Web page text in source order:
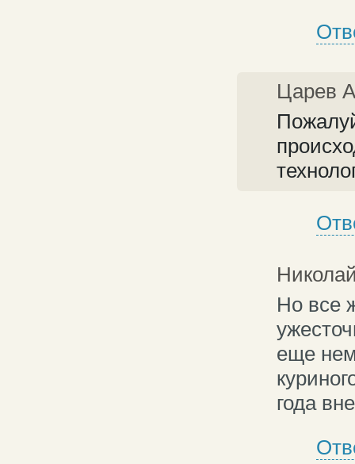
Царев
Но все
еще
года